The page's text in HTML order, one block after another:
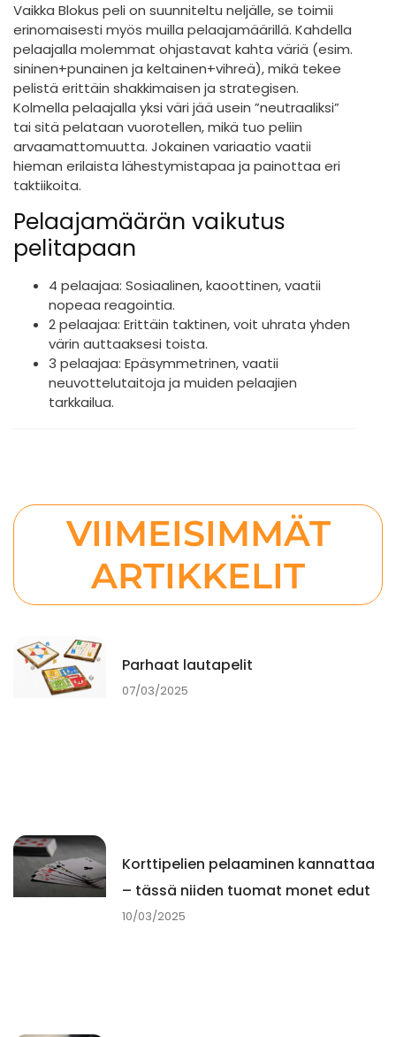
Vaikka Blokus peli on suunniteltu neljälle, se toimii
erinomaisesti myös muilla pelaajamäärillä. Kahdella
pelaajalla molemmat ohjastavat kahta väriä (esim.
sininen+punainen ja keltainen+vihreä), mikä tekee
pelistä erittäin shakkimaisen ja strategisen.
Kolmella pelaajalla yksi väri jää usein ”neutraaliksi”
tai sitä pelataan vuorotellen, mikä tuo peliin
arvaamattomuutta. Jokainen variaatio vaatii
hieman erilaista lähestymistapaa ja painottaa eri
taktiikoita.
Pelaajamäärän vaikutus
pelitapaan
4 pelaajaa: Sosiaalinen, kaoottinen, vaatii
nopeaa reagointia.
2 pelaajaa: Erittäin taktinen, voit uhrata yhden
värin auttaaksesi toista.
3 pelaajaa: Epäsymmetrinen, vaatii
neuvottelutaitoja ja muiden pelaajien
tarkkailua.
VIIMEISIMMÄT
ARTIKKELIT
Parhaat lautapelit
07/03/2025
Korttipelien pelaaminen kannattaa
– tässä niiden tuomat monet edut
10/03/2025